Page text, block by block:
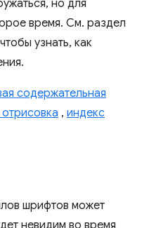
но для
время. См. раздел
узнать, как
содержательная
, индекс
шрифтов может
невидим во время